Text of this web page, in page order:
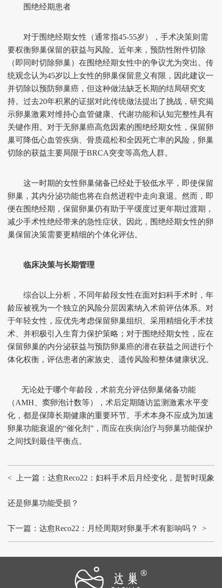
围绝经期患者
对于围绝经期女性（通常指45-55岁），手术决策则需
要权衡卵巢保留的获益与风险。近年来，预防性附件切除
（即同时切除卵巢）在围绝经期女性中的争议尤为突出。传
统观念认为45岁以上女性的卵巢保留意义有限，因此建议一
并切除以预防卵巢癌，但这种做法缺乏长期的结局研究支
持。过去20年积累的证据对此传统做法提出了挑战，研究揭
示卵巢激素对维持心血管健康、代谢功能和认知完整性具有
关键作用。对于无卵巢癌高危因素的围绝经期女性，保留卵
巢可降低心血管疾病、骨质疏松和全因死亡率的风险，卵巢
切除的获益主要局限于BRCA突变等高危人群。
这一时期的女性卵巢储备已经处于较低水平，即使保留
卵巢，其内分泌功能也将在自然进程中走向衰退。然而，即
便在围绝经期，保留卵巢仍有助于平缓度过更年期过渡期，
减少手术性绝经带来的急性症状。因此，围绝经期女性的卵
巢保留决策需要更精细的个体化评估。
临床决策与长期管理
综合以上分析，不同年龄段女性在面对妇科手术时，年
龄应被视为一个独立的风险分层因素纳入术前评估体系。对
于年轻女性，应优先考虑保留卵巢组织、采用精细化手术技
术、并积极引入生育力保护策略；对于围绝经期女性，应在
保留卵巢的内分泌获益与预防卵巢癌的潜在获益之间进行个
体化权衡，评估患者的家族史、遗传风险和整体健康状况。
无论处于哪个年龄段，术前充分评估卵巢储备功能
（AMH、窦卵泡计数等），术后定期随访监测激素水平变
化，都是保障长期健康的重要环节。手术本身不应成为加速
卵巢功能衰退的“催化剂”，而应在疾病治疗与卵巢功能保护
之间找到最佳平衡点。
< 上一篇：达愈Reco22：妇科手术后月经变化，是暂时现象
还是卵巢功能受损？
下一篇：达愈Reco22：月经周期对卵巢手术有影响吗？ >